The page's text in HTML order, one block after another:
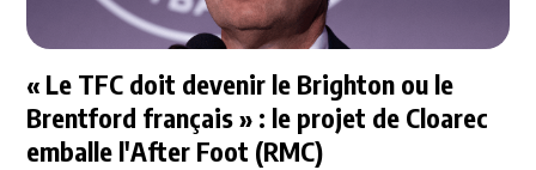
« Le TFC doit devenir le Brighton ou le
Brentford français » : le projet de Cloarec
emballe l'After Foot (RMC)